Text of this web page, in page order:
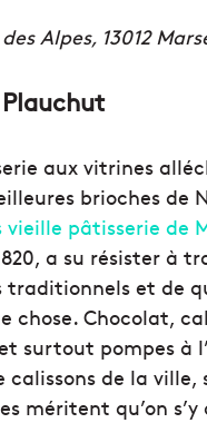
Alpes, 13012
aux vitrines
brioches de
vieille pâtisserie de
a su résister à
traditionnels et de
chose. Chocolat,
surtout pompes à
de la ville,
méritent qu’on